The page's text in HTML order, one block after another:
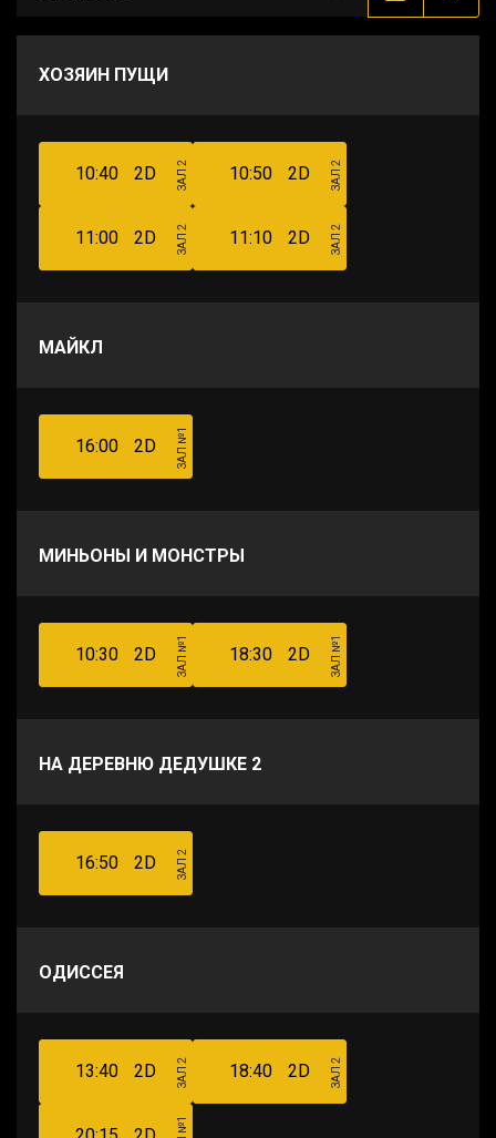
ХОЗЯИН ПУЩИ
10:40 2D ЗАЛ 2 10:50 2D ЗАЛ 2
11:00 2D ЗАЛ 2 11:10 2D ЗАЛ 2
МАЙКЛ
16:00 2D ЗАЛ №1
МИНЬОНЫ И МОНСТРЫ
10:30 2D ЗАЛ №1 18:30 2D ЗАЛ №1
НА ДЕРЕВНЮ ДЕДУШКЕ 2
16:50 2D ЗАЛ 2
ОДИССЕЯ
13:40 2D ЗАЛ 2 18:40 2D ЗАЛ 2